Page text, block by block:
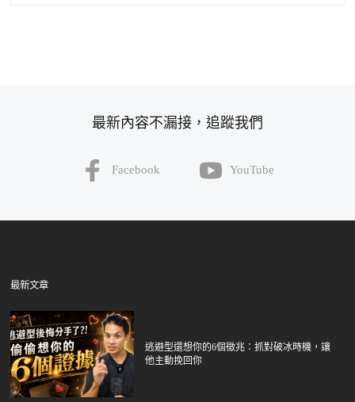
最新內容不漏接，追蹤我們
Facebook YouTube
最新文章
逃避型還想你的6個徵兆：抓對破冰時機，讓
他主動挽回你